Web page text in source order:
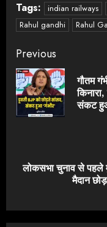
Tags: indian railways
Rahul gandhi
Rahul
Continue
Reading
Previous
गौतम
संकट
Next
लोकसभा चुनाव से पहले
मैदान